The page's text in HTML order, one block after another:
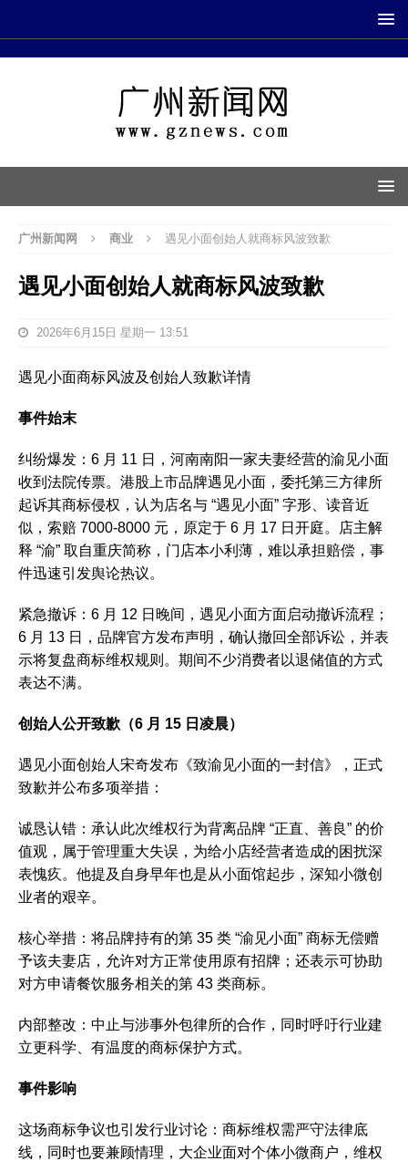
广州新闻网 商业 遇见小面创始人就商标风波致歉
遇见小面创始人就商标风波致歉
2026年6月15日 星期一 13:51
遇见小面商标风波及创始人致歉详情
事件始末
纠纷爆发：6 月 11 日，河南南阳一家夫妻经营的渝见小面
收到法院传票。港股上市品牌遇见小面，委托第三方律所
起诉其商标侵权，认为店名与 “遇见小面” 字形、读音近
似，索赔 7000-8000 元，原定于 6 月 17 日开庭。店主解
释 “渝” 取自重庆简称，门店本小利薄，难以承担赔偿，事
件迅速引发舆论热议。
紧急撤诉：6 月 12 日晚间，遇见小面方面启动撤诉流程；
6 月 13 日，品牌官方发布声明，确认撤回全部诉讼，并表
示将复盘商标维权规则。期间不少消费者以退储值的方式
表达不满。
创始人公开致歉（6 月 15 日凌晨）
遇见小面创始人宋奇发布《致渝见小面的一封信》，正式
致歉并公布多项举措：
诚恳认错：承认此次维权行为背离品牌 “正直、善良” 的价
值观，属于管理重大失误，为给小店经营者造成的困扰深
表愧疚。他提及自身早年也是从小面馆起步，深知小微创
业者的艰辛。
核心举措：将品牌持有的第 35 类 “渝见小面” 商标无偿赠
予该夫妻店，允许对方正常使用原有招牌；还表示可协助
对方申请餐饮服务相关的第 43 类商标。
内部整改：中止与涉事外包律所的合作，同时呼吁行业建
立更科学、有温度的商标保护方式。
事件影响
这场商标争议也引发行业讨论：商标维权需严守法律底
线，同时也要兼顾情理，大企业面对个体小微商户，维权